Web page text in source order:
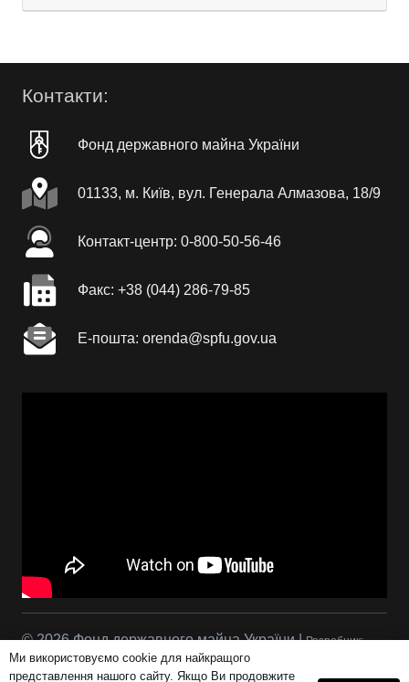
Контакти:
Фонд державного майна України
01133, м. Київ, вул. Генерала Алмазова, 18/9
Контакт-центр: 0-800-50-56-46
Факc: +38 (044) 286-79-85
Е-пошта: orenda@spfu.gov.ua
© 2026 Фонд державного майна України |Розробник:
Сова Р.С.
Ми використовуємо cookie для найкращого
представлення нашого сайту. Якщо Ви продовжите